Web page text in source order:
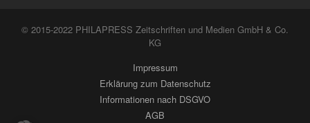
© 2015-2022 PHILAPRESS Zeitschriften und Medien GmbH & Co.
KG
Impressum
Erklärung zum Datenschutz
Informationen nach DSGVO
AGB